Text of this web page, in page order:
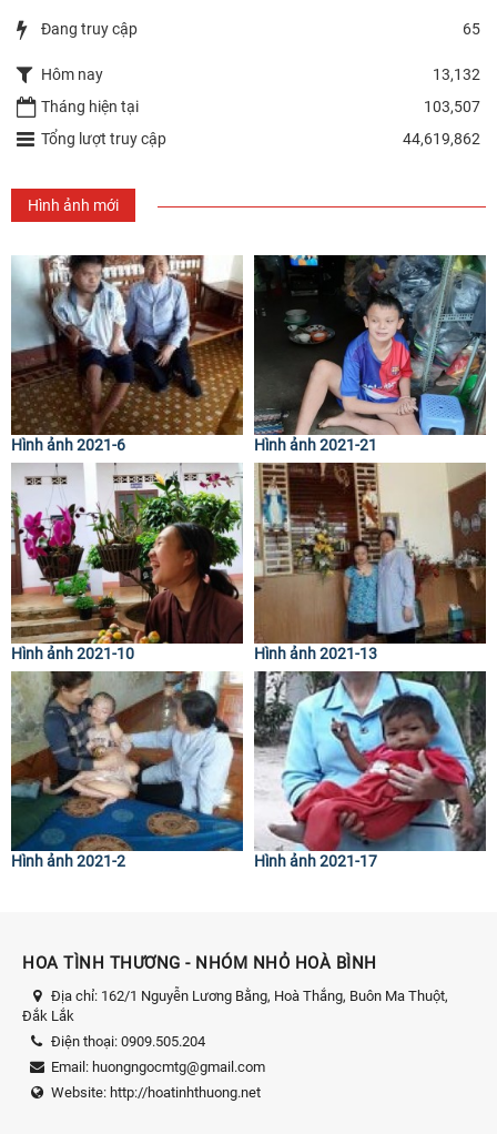
Đang truy cập 65
Hôm nay
13,132
Tháng hiện tại
103,507
Tổng lượt truy cập
44,619,862
Hình ảnh mới
Hình ảnh 2021-6 Hình ảnh 2021-21
Hình ảnh 2021-10 Hình ảnh 2021-13
Hình ảnh 2021-2 Hình ảnh 2021-17
HOA TÌNH THƯƠNG - NHÓM NHỎ HOÀ BÌNH
Địa chỉ: 162/1 Nguyễn Lương Bằng, Hoà Thắng, Buôn Ma Thuột,
Đắk Lắk
Điện thoại: 0909.505.204
Email: huongngocmtg@gmail.com
Website: http://hoatinhthuong.net